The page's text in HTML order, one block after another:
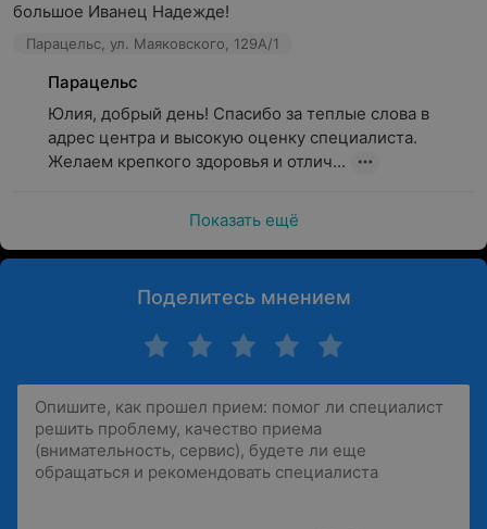
большое Иванец Надежде!
Парацельс, ул. Маяковского, 129А/1
Парацельс
Юлия, добрый день! Спасибо за теплые слова в
адрес центра и высокую оценку специалиста.
Желаем крепкого здоровья и отлич...
Показать ещё
Поделитесь мнением